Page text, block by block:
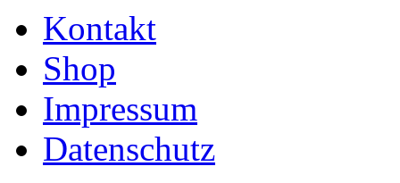
Kontakt
Shop
Impressum
Datenschutz